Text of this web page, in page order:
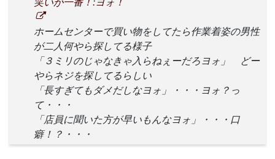
ホームセンターで買い物をしてたら作業着姿の男性
が二人何やら探してる様子
「３ミリのじゃなきゃ入らねぇーだろヨォ」 どー
やらネジを探してるらしい
「長すぎてもダメだしなヨォ」・・・ヨォ？っ
て・・・
「店員に聞いた方が早いもんなヨォ」・・・口
癖！？・・・